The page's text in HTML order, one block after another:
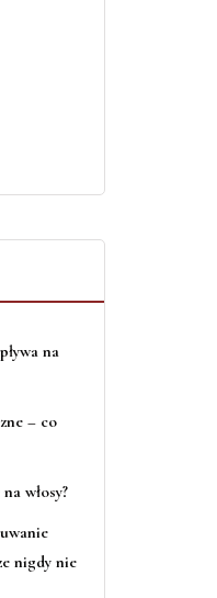
na
– co
włosy?
nigdy nie